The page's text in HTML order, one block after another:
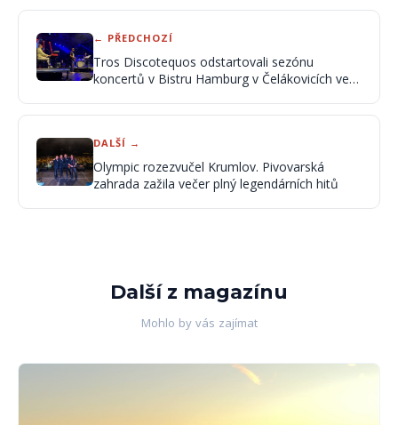
← PŘEDCHOZÍ
Tros Discotequos odstartovali sezónu
koncertů v Bistru Hamburg v Čelákovicích ve
DALŠÍ →
Olympic rozezvučel Krumlov. Pivovarská
zahrada zažila večer plný legendárních hitů
Další z magazínu
Mohlo by vás zajímat